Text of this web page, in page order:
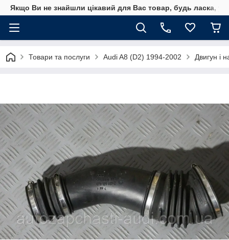
Якщо Ви не знайшли цікавий для Вас товар, будь ласка,
Товари та послуги Audi A8 (D2) 1994-2002 Двигун і